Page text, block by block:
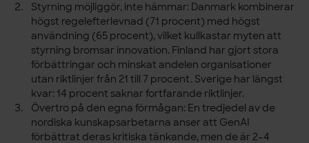
Styrning möjliggör, inte hämmar: Danmark kombinerar
högst regelefterlevnad (71 procent) med högst
användning (65 procent), vilket kullkastar myten att
styrning bromsar innovation. Finland har gjort stora
förbättringar och minskat andelen organisationer
utan riktlinjer från 21 till 7 procent. Sverige har längst
kvar: 14 procent saknar fortfarande riktlinjer.
Övertro på den egna förmågan: En tredjedel av de
nordiska kunskapsarbetarna anser att GenAI
förbättrat deras kritiska tänkande, men de är 2–4